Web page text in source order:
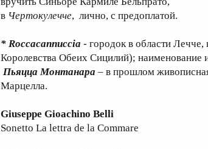
в Чертокулечче, лично, c предоплатой.
* Roccacannuccia - городок в области Лечче,
Королевства Обеих Сицилий); наименование
Пьяцца Монтанара – в прошлом
Марцелла.
Giuseppe Gioachino Belli
Sonetto La lettra de la Commare